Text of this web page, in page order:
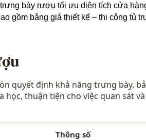
bày rượu tối ưu diện tích cửa
gồm bảng giá thiết kế – thi công tủ
quyết định khả năng trưng bày,
thuận tiện cho việc quan sát
Thông số